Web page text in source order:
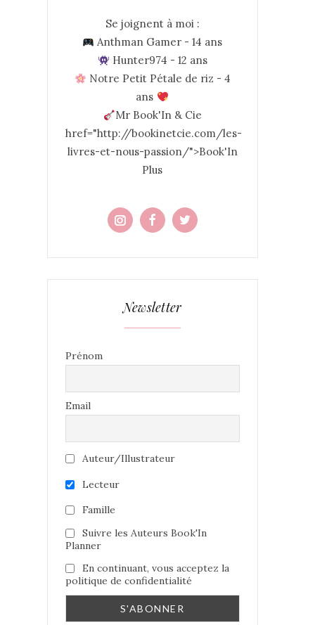
Se joignent à moi :
Anthman Gamer - 14 ans
Hunter974 - 12 ans
Notre Petit Pétale de riz - 4
ans
Mr Book'In & Cie
href="http://bookinetcie.com/les-
livres-et-nous-passion/">Book'In
Plus
Newsletter
Prénom
Email
Auteur/Illustrateur
Lecteur
Famille
Suivre les Auteurs Book'In
Planner
En continuant, vous acceptez la
politique de confidentialité